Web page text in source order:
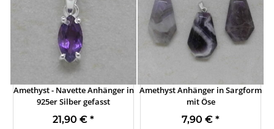
Amethyst - Navette Anhänger in
925er Silber gefasst
21,90 € *
Amethyst Anhänger in Sargform
mit Öse
7,90 € *